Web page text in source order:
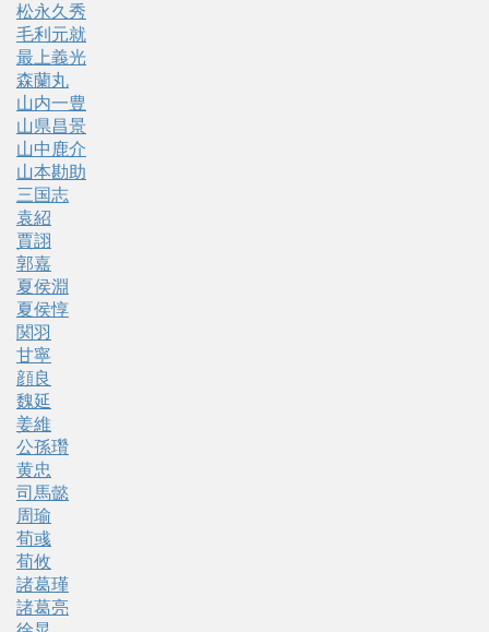
松永久秀
毛利元就
最上義光
森蘭丸
山内一豊
山県昌景
山中鹿介
山本勘助
三国志
袁紹
賈詡
郭嘉
夏侯淵
夏侯惇
関羽
甘寧
顔良
魏延
姜維
公孫瓚
黄忠
司馬懿
周瑜
荀彧
荀攸
諸葛瑾
諸葛亮